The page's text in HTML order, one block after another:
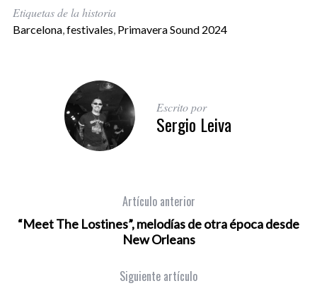
Etiquetas de la historia
Barcelona,festivales, Primavera Sound 2024
Escrito por
Sergio Leiva
Artículo anterior
“Meet The Lostines”, melodías de otra época desde
New Orleans
Siguiente artículo